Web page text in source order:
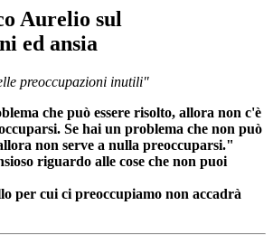
Aurelio sul
ed ansia
preoccupazioni inutili"
che può essere risolto, allora non c'è
Se hai un problema che non può
non serve a nulla preoccuparsi."
riguardo alle cose che non puoi
per cui ci preoccupiamo non accadrà